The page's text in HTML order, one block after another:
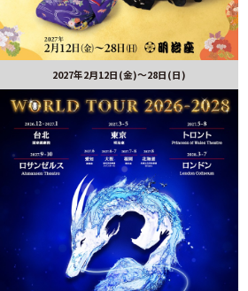
2027年2月12日(金)～28日(日)